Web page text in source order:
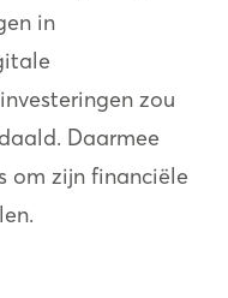
in
zou
Daarmee
om zijn financiële